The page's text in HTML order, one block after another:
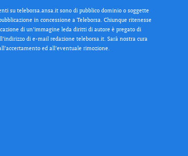
su teleborsa.ansa.it sono di pubblico dominio o soggette
in concessione a Teleborsa. Chiunque ritenesse
di un’immagine leda diritti di autore è pregato di
di e-mail redazione teleborsa.it. Sarà nostra cura
ed all’eventuale rimozione.